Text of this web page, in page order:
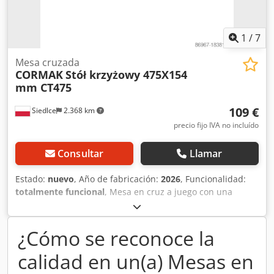
1 /7
Siedlce 2.368 km
Mesa cruzada
CORMAKStół krzyżowy 475X154
mm CT475
109 €
precio fijo IVA no incluído
Consultar Llamar
Estado: nuevo, Año de fabricación: 2026, Funcionalidad:
totalmente funcional, Mesa en cruz a juego con una
superficie de trabajo de hierro fundido rectificado con
precisión. Equipado con ranuras en T para montar la pieza
de trabajo. Diseñado para mecanizado, fresado y
taladrado precisos con alta precisión gracias al preciso
vernier de 0,02 mm. Datos técnicos Tamaño de tornillo de
banco [mm] 125 Tamaño base [mm] 200x270 Tamaño de la
¿Cómo se reconoce la
calidad en un(a) Mesas en